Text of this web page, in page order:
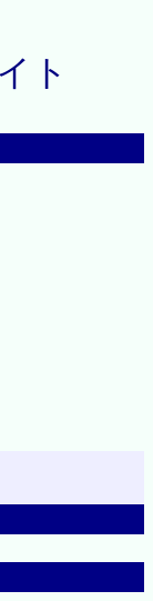
ト